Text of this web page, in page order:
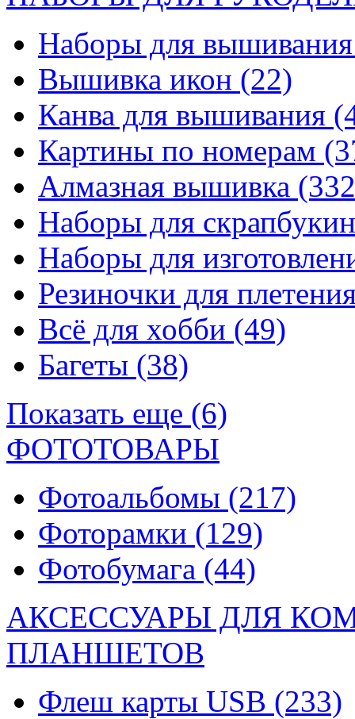
Наборы для
Вышивка икон (22)
Канва для вышивания
Картины по номерам
Алмазная вышивка
Наборы для
Наборы для
Резиночки для
Всё для хобби (49)
Багеты (38)
Показать еще (6)
ФОТОТОВАРЫ
Фотоальбомы (217)
Фоторамки (129)
Фотобумага (44)
АКСЕССУАРЫ ДЛЯ
ПЛАНШЕТОВ
Флеш карты USB (233)